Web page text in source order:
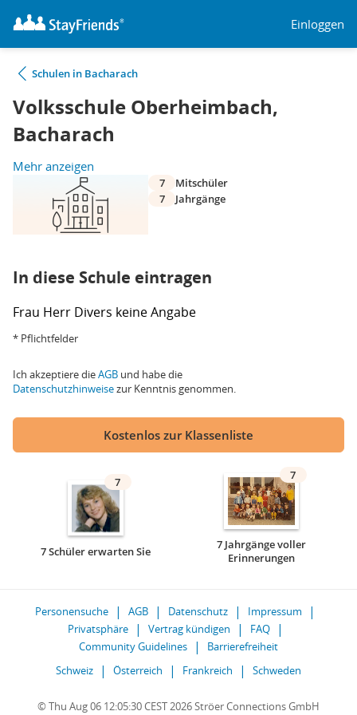
Einloggen
Schulen in Bacharach
Volksschule Oberheimbach,
Bacharach
Mehr anzeigen
7
Mitschüler
7
Jahrgänge
In diese Schule eintragen
Frau Herr Divers keine Angabe
* Pflichtfelder
Ich akzeptiere dieAGB und habe die
Datenschutzhinweisezur Kenntnis genommen.
Kostenlos zur Klassenliste
7
7 Schüler erwarten Sie
7
7 Jahrgänge voller
Erinnerungen
Personensuche AGB Datenschutz
Impressum
Privatsphäre
Vertrag kündigen
FAQ
Community Guidelines
Barrierefreiheit
Schweiz
Österreich Frankreich Schweden
© Thu Aug 06 12:05:30 CEST 2026 Ströer Connections GmbH